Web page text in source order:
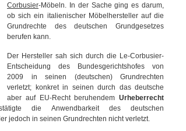
Corbusier-Möbeln. In der Sache ging es darum,
ob sich ein italienischer Möbelhersteller auf die
Grundrechte des deutschen Grundgesetzes
berufen kann.
Der Hersteller sah sich durch die Le-Corbusier-
Entscheidung des Bundesgerichtshofes von
2009 in seinen (deutschen) Grundrechten
verletzt; konkret in seinen durch das deutsche
aber auf EU-Recht beruhendemUrheberrecht
die Anwendbarkeit des deutschen
jedoch in seinen Grundrechten nicht verletzt.